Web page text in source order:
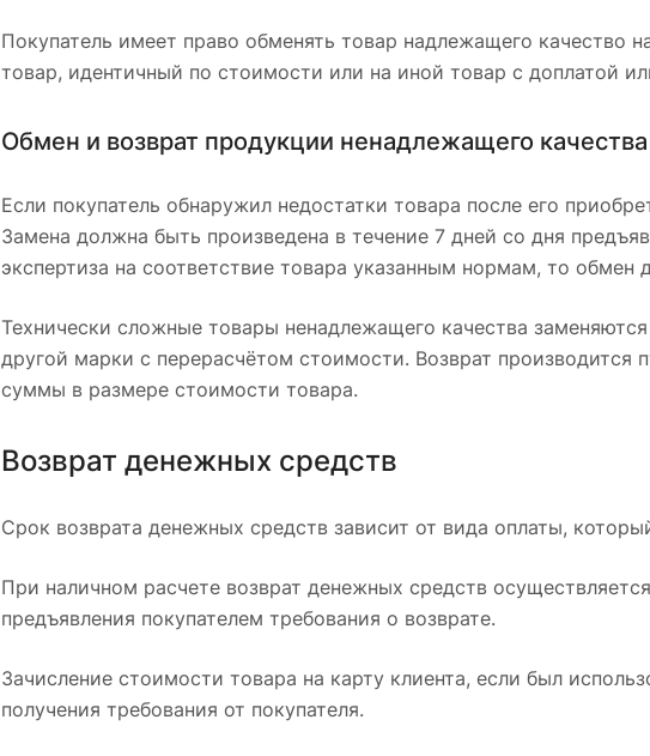
Покупатель имеет право обменять товар надлежащего качество
товар, идентичный по стоимости или на иной товар с доплатой
Обмен и возврат продукции ненадлежащего качества
Если покупатель обнаружил недостатки товара после его
Замена должна быть произведена в течение 7 дней со дня
экспертиза на соответствие товара указанным нормам, то
Технически сложные товары ненадлежащего качества
другой марки с перерасчётом стоимости. Возврат производится
суммы в размере стоимости товара.
Возврат денежных средств
Срок возврата денежных средств зависит от вида оплаты,
При наличном расчете возврат денежных средств
предъявления покупателем требования о возврате.
Зачисление стоимости товара на карту клиента, если был
получения требования от покупателя.